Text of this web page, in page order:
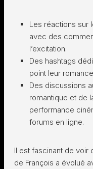
Les réactions sur
avec des
l’excitation.
Des hashtags
point leur
Des discussions
romantique et de
performance
forums en ligne.
Il est fascinant de voir
de François a évolué